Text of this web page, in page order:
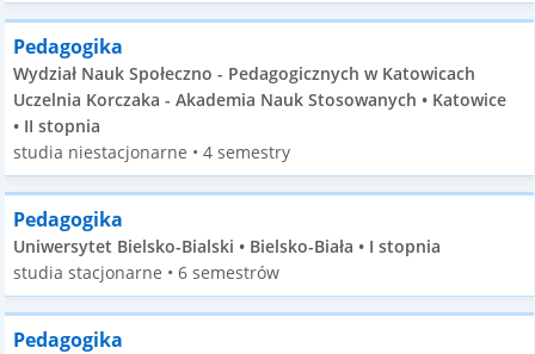
Pedagogika
Wydział Nauk Społeczno - Pedagogicznych w Katowicach
Uczelnia Korczaka - Akademia Nauk Stosowanych • Katowice
• II stopnia
studia niestacjonarne • 4 semestry
Pedagogika
Uniwersytet Bielsko-Bialski • Bielsko-Biała • I stopnia
studia stacjonarne • 6 semestrów
Pedagogika